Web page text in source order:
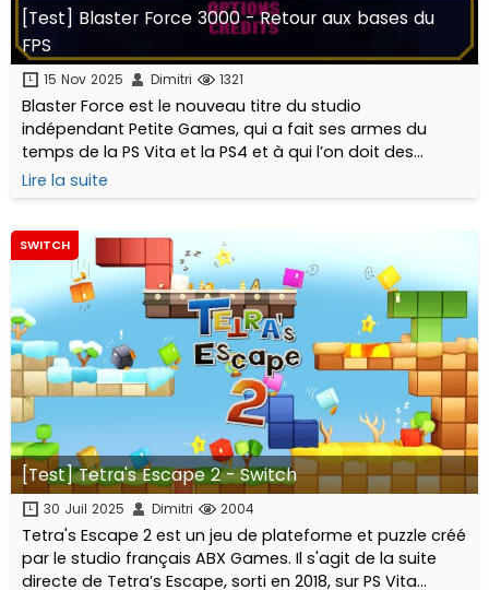
[Test] Blaster Force 3000 - Retour aux bases du
FPS
15 Nov 2025 Dimitri 1321
Blaster Force est le nouveau titre du studio
indépendant Petite Games, qui a fait ses armes du
temps de la PS Vita et la PS4 et à qui l’on doit des
pépites comme Super Destronaut DX, Land War, Bouncy
Bullets, ou encore la franchise Midnight.
Lire la suite
SWITCH
[Test] Tetra's Escape 2 - Switch
30 Juil 2025 Dimitri 2004
Tetra's Escape 2 est un jeu de plateforme et puzzle créé
par le studio français ABX Games. Il s'agit de la suite
directe de Tetra’s Escape, sorti en 2018, sur PS Vita